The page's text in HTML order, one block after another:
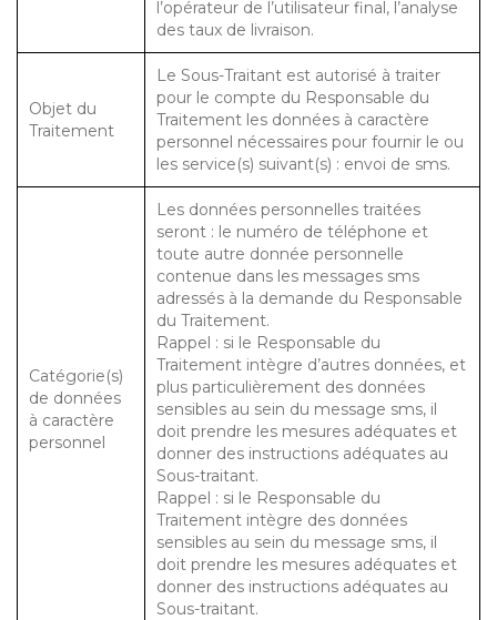
l’opérateur de l’utilisateur final, l’analyse
des taux de livraison.
Objet du
Traitement
Le Sous-Traitant est autorisé à traiter
pour le compte du Responsable du
Traitement les données à caractère
personnel nécessaires pour fournir le ou
les service(s) suivant(s) : envoi de sms.
Catégorie(s)
de données
à caractère
personnel
Les données personnelles traitées
seront : le numéro de téléphone et
toute autre donnée personnelle
contenue dans les messages sms
adressés à la demande du Responsable
du Traitement.
Rappel : si le Responsable du
Traitement intègre d’autres données, et
plus particulièrement des données
sensibles au sein du message sms, il
doit prendre les mesures adéquates et
donner des instructions adéquates au
Sous-traitant.
Rappel : si le Responsable du
Traitement intègre des données
sensibles au sein du message sms, il
doit prendre les mesures adéquates et
donner des instructions adéquates au
Sous-traitant.